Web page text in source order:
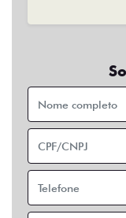
Alguma dúvida ou
Financiamento?
Sim
Usar veículo